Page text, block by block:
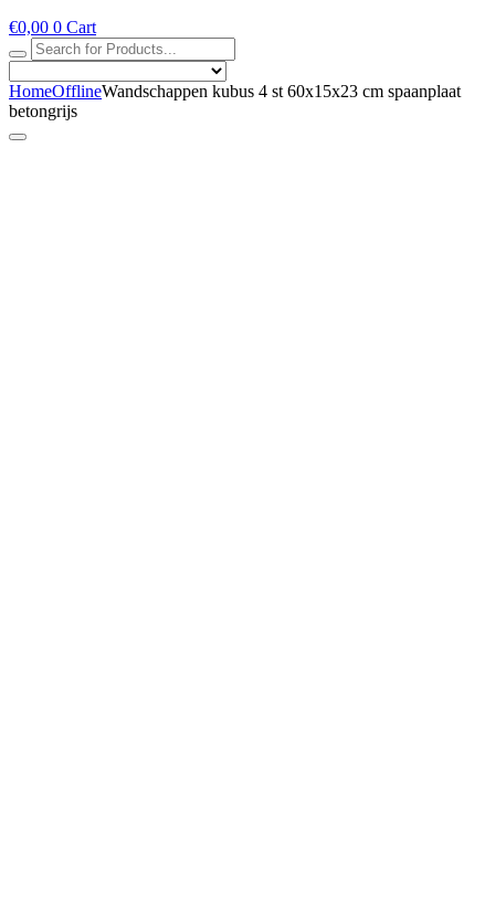
€0,00 0 Cart
HomeOfflineWandschappen kubus 4 st 60x15x23 cm spaanplaat
betongrijs